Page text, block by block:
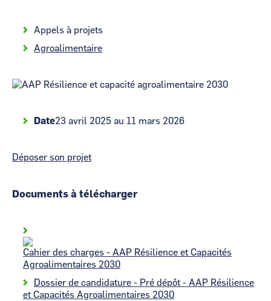
Appels à projets
Agroalimentaire
Date23 avril 2025 au 11 mars 2026
Déposer son projet
Documents à télécharger
Cahier des charges - AAP Résilience et Capacités
Agroalimentaires 2030
Dossier de candidature - Pré dépôt - AAP Résilience
et Capacités Agroalimentaires 2030